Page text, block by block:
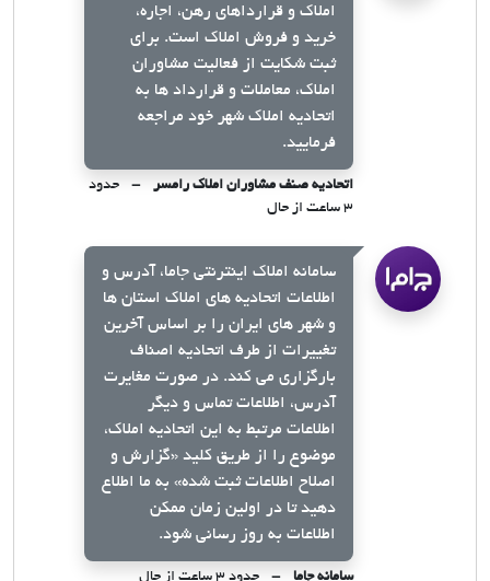
املاک و قرارداهای رهن، اجاره،
خرید و فروش املاک است. برای
ثبت شکایت از فعالیت مشاوران
املاک، معاملات و قرارداد ها به
اتحادیه املاک شهر خود مراجعه
فرمایید.
اتحادیه صنف مشاوران املاک رامسر
حدود
۳ ساعت از حال
سامانه املاک اینترنتی جاما، آدرس و
اطلاعات اتحادیه های املاک استان ها
و شهر های ایران را بر اساس آخرین
تغییرات از طرف اتحادیه اصناف
بارگزاری می کند. در صورت مغایرت
آدرس، اطلاعات تماس و دیگر
اطلاعات مرتبط به این اتحادیه املاک،
موضوع را از طریق کلید «گزارش و
اصلاح اطلاعات ثبت شده» به ما اطلاع
دهید تا در اولین زمان ممکن
اطلاعات به روز رسانی شود.
سامانه جاما حدود ۳ ساعت از حال